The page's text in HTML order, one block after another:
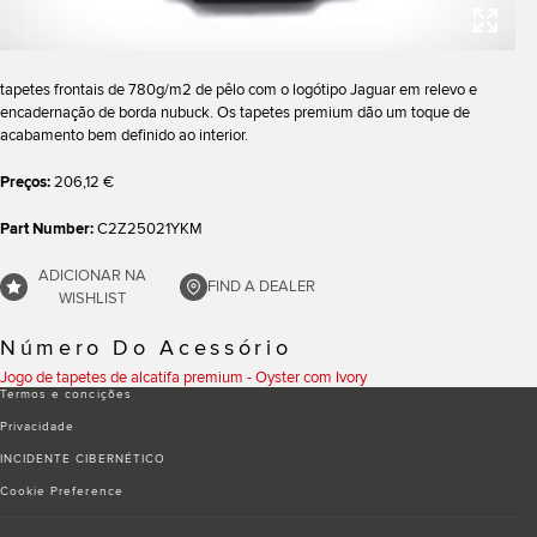
tapetes frontais de 780g/m2 de pêlo com o logótipo Jaguar em relevo e
encadernação de borda nubuck. Os tapetes premium dão um toque de
acabamento bem definido ao interior.
Preços:206,12 €
Part Number:C2Z25021YKM
ADICIONAR NA
WISHLIST
FIND A DEALER
Número Do Acessório
Jogo de tapetes de alcatifa premium - Oyster com Ivory
Termos e conciҫões
Privacidade
INCIDENTE CIBERNÉTICO
Cookie Preference